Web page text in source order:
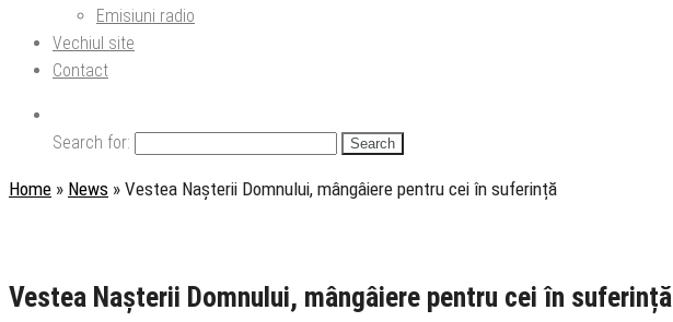
Emisiuni radio
Vechiul site
Contact
Search for:
Home » News » Vestea Nașterii Domnului, mângâiere pentru cei în suferință
Vestea Nașterii Domnului, mângâiere pentru cei în suferință